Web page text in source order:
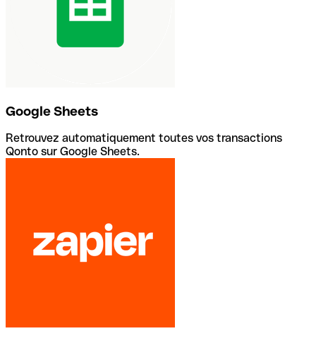
Google Sheets
Retrouvez automatiquement toutes vos transactions
Qonto sur Google Sheets.